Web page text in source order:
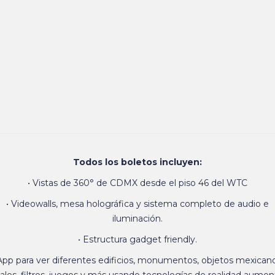
Todos los boletos incluyen:
• Vistas de 360° de CDMX desde el piso 46 del WTC
• Videowalls, mesa holográfica y sistema completo de audio e
iluminación.
• Estructura gadget friendly.
para ver diferentes edificios, monumentos, objetos